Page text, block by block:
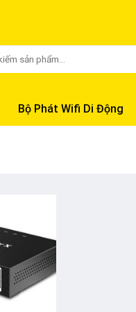
Bộ Phát Wifi Di Động